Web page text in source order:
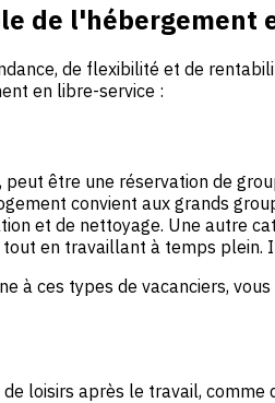
de l'hébergement
de flexibilité et de
en libre-service :
peut être une réservation de
convient aux grands
et de nettoyage. Une autre
en travaillant à temps
à ces types de vacanciers,
loisirs après le travail,